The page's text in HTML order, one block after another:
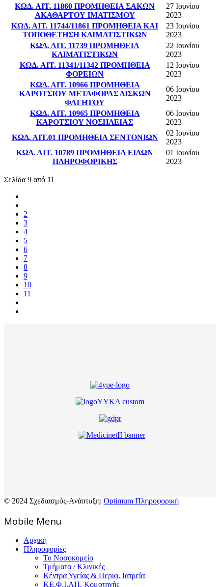
ΚΩΔ. ΑΙΤ. 11860 ΠΡΟΜΗΘΕΙΑ ΣΑΚΩΝ
ΑΚΑΘΑΡΤΟΥ ΙΜΑΤΙΣΜΟΥ
27 Ιουνίου
2023
ΚΩΔ. ΑΙΤ. 11744/11861 ΠΡΟΜΗΘΕΙΑ ΚΑΙ
ΤΟΠΟΘΕΤΗΣΗ ΚΛΙΜΑΤΙΣΤΙΚΩΝ
23 Ιουνίου
2023
ΚΩΔ. ΑΙΤ. 11739 ΠΡΟΜΗΘΕΙΑ
ΚΛΙΜΑΤΙΣΤΙΚΩΝ
22 Ιουνίου
2023
ΚΩΔ. ΑΙΤ. 11341/11342 ΠΡΟΜΗΘΕΙΑ
ΦΟΡΕΙΩΝ
12 Ιουνίου
2023
ΚΩΔ. ΑΙΤ. 10966 ΠΡΟΜΗΘΕΙΑ
ΚΑΡΟΤΣΙΟΥ ΜΕΤΑΦΟΡΑΣ ΔΙΣΚΩΝ
ΦΑΓΗΤΟΥ
06 Ιουνίου
2023
ΚΩΔ. ΑΙΤ. 10965 ΠΡΟΜΗΘΕΙΑ
ΚΑΡΟΤΣΙΟΥ ΝΟΣΗΛΕΙΑΣ
06 Ιουνίου
2023
ΚΩΔ. ΑΙΤ.01 ΠΡΟΜΗΘΕΙΑ ΣΕΝΤΟΝΙΩΝ
02 Ιουνίου
2023
ΚΩΔ. ΑΙΤ. 10789 ΠΡΟΜΗΘΕΙΑ ΕΙΔΩΝ
ΠΛΗΡΟΦΟΡΙΚΗΣ
01 Ιουνίου
2023
Σελίδα 9 από 11
2
3
4
5
6
7
8
9
10
11
© 2024 Σχεδιασμός-Ανάπτυξη: Optimum Πληροφορική
Mοbile Menu
Αρχική
Πληροφορίες
Το Νοσοκομείο
Τμήματα / Κλινικές
Κέντρα Υγείας & Περιφ. Ιατρεία
ΚΕ.Φ.Ι.ΑΠ. Κομοτηνής